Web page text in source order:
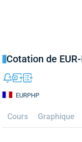
Cotation de
EURPHP
Cours Graphique